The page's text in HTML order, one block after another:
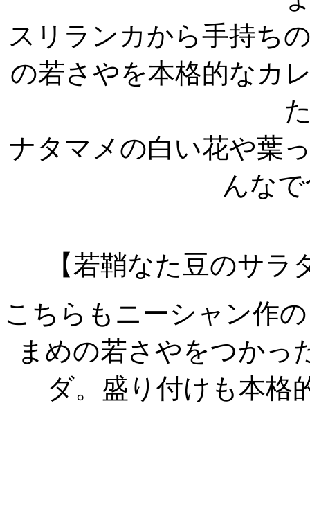
スリランカから手持ち
の若さやを本格的なカ
ナタマメの白い花や葉
んな
【若鞘なた豆のサラ
こちらもニーシャン作
まめの若さやをつかっ
ダ。盛り付けも本格